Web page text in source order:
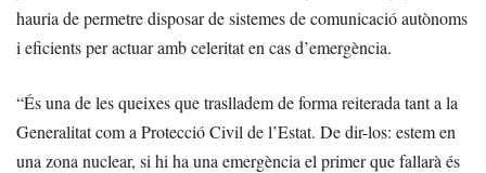
hauria de permetre disposar de sistemes de comunicació autònoms
i eficients per actuar amb celeritat en cas d’emergència.
“És una de les queixes que traslladem de forma reiterada tant a la
Generalitat com a Protecció Civil de l’Estat. De dir-los: estem en
una zona nuclear, si hi ha una emergència el primer que fallarà és